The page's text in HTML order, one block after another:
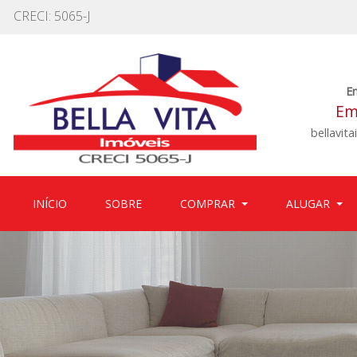
CRECI: 5065-J
INÍCIO (CURRENT)SOBRE(CURRENT)COMPRAR ALUGAR